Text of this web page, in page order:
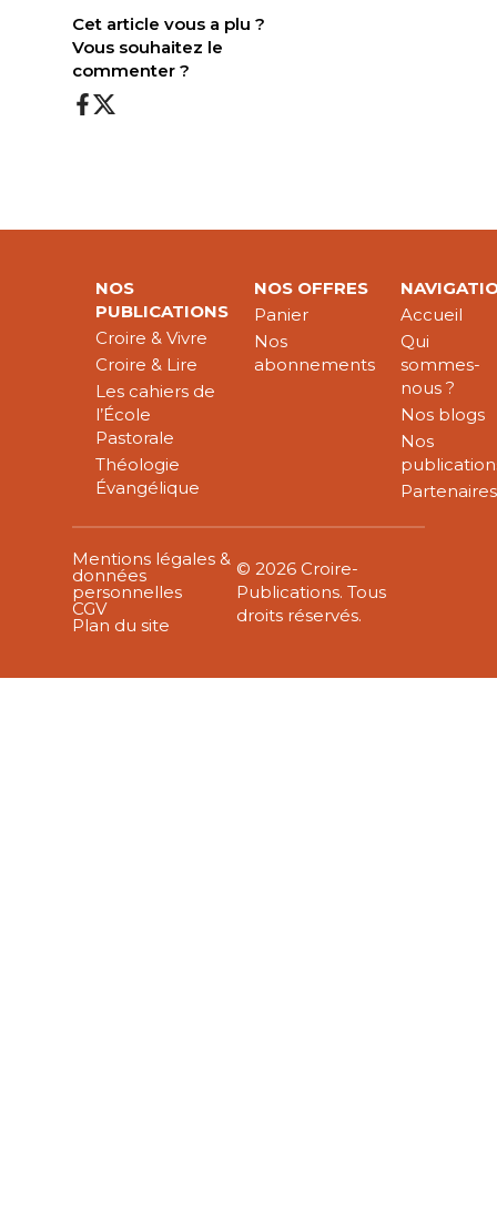
Cet article vous a plu ?
Vous souhaitez le
commenter ?
NOS
PUBLICATIONS
Croire & Vivre
Croire & Lire
Les cahiers de
l’École
Pastorale
Théologie
Évangélique
NOS OFFRES
Panier
Nos
abonnements
Accueil
Qui
sommes-
nous ?
Nos blogs
Nos
Partenaires
Mentions légales &
données
personnelles
CGV
Plan du site
© 2026 Croire-
Publications. Tous
droits réservés.